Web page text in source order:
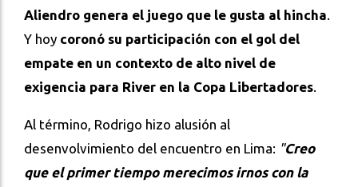
Aliendro genera el juego que le gusta al hincha
Y hoy coronó su participación con el gol del
empate en un contexto de alto nivel de
exigencia para River en la Copa Libertadores
Al término, Rodrigo hizo alusión al
desenvolvimiento del encuentro en Lima: "Creo
que el primer tiempo merecimos irnos con la